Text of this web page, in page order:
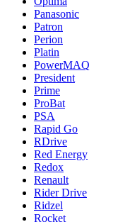
Panasonic
Patron
Perion
Platin
PowerMAQ
President
Prime
ProBat
PSA
Rapid Go
RDrive
Red Energy
Redox
Renault
Rider Drive
Ridzel
Rocket